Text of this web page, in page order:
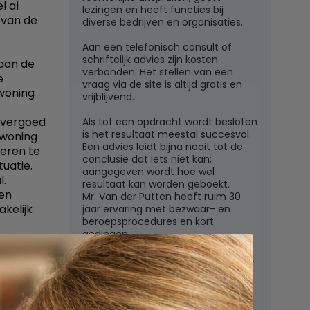
al
de
de
te
lezingen en heeft functies bij
diverse bedrijven en organisaties.
Aan een telefonisch consult of
schriftelijk advies zijn kosten
verbonden. Het stellen van een
vraag via de site is altijd gratis en
vrijblijvend.
Als tot een opdracht wordt besloten
is het resultaat meestal succesvol.
Een advies leidt bijna nooit tot de
conclusie dat iets niet kan;
aangegeven wordt hoe wel
resultaat kan worden geboekt.
Mr. Van der Putten heeft ruim 30
jaar ervaring met bezwaar- en
beroepsprocedures en kort
gedingen.
Juridisch adviesbureau mr. W.G.H.M.
van der Putten c.s.
Zutphensestraatweg 7
6881 WN Velp (Gld)